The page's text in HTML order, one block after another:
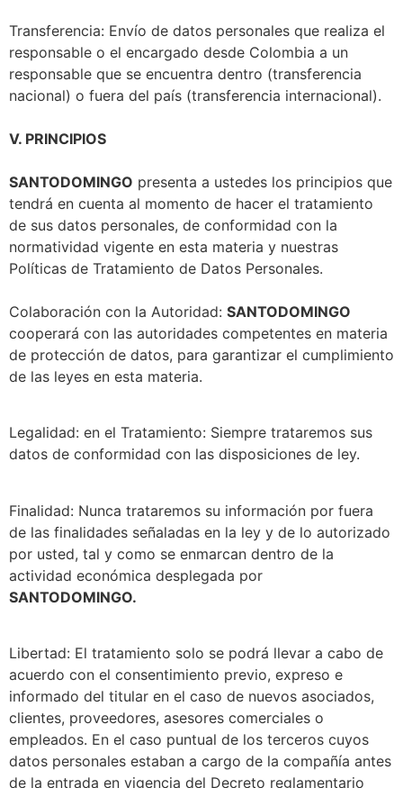
Transferencia: Envío de datos personales que realiza el
responsable o el encargado desde Colombia a un
responsable que se encuentra dentro (transferencia
nacional) o fuera del país (transferencia internacional).
V. PRINCIPIOS
SANTODOMINGO presenta a ustedes los principios que
tendrá en cuenta al momento de hacer el tratamiento
de sus datos personales, de conformidad con la
normatividad vigente en esta materia y nuestras
Políticas de Tratamiento de Datos Personales.
Colaboración con la Autoridad: SANTODOMINGO
cooperará con las autoridades competentes en materia
de protección de datos, para garantizar el cumplimiento
de las leyes en esta materia.
Legalidad: en el Tratamiento: Siempre trataremos sus
datos de conformidad con las disposiciones de ley.
Finalidad: Nunca trataremos su información por fuera
de las finalidades señaladas en la ley y de lo autorizado
por usted, tal y como se enmarcan dentro de la
actividad económica desplegada por
SANTODOMINGO.
Libertad: El tratamiento solo se podrá llevar a cabo de
acuerdo con el consentimiento previo, expreso e
informado del titular en el caso de nuevos asociados,
clientes, proveedores, asesores comerciales o
empleados. En el caso puntual de los terceros cuyos
datos personales estaban a cargo de la compañía antes
de la entrada en vigencia del Decreto reglamentario